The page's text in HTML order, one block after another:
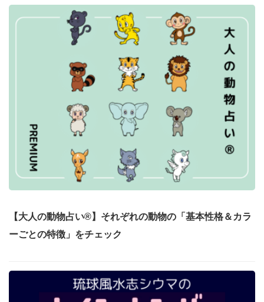
【大人の動物占い®】それぞれの動物の「基本性格＆カラ
ーごとの特徴」をチェック